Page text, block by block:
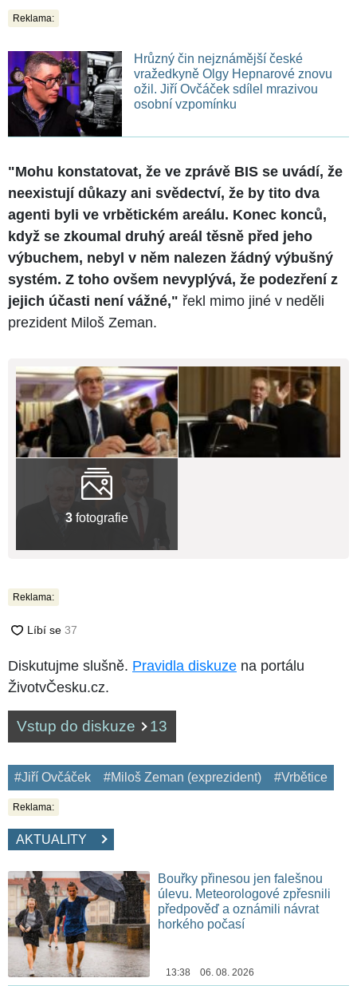
Reklama:
Hrůzný čin nejznámější české
vražedkyně Olgy Hepnarové znovu
ožil. Jiří Ovčáček sdílel mrazivou
osobní vzpomínku
"Mohu konstatovat, že ve zprávě BIS se uvádí, že
neexistují důkazy ani svědectví, že by tito dva
agenti byli ve vrbětickém areálu. Konec konců,
když se zkoumal druhý areál těsně před jeho
výbuchem, nebyl v něm nalezen žádný výbušný
systém. Z toho ovšem nevyplývá, že podezření z
jejich účasti není vážné," řekl mimo jiné v neděli
prezident Miloš Zeman.
3 fotografie
Reklama:
Diskutujme slušně. Pravidla diskuze na portálu
ŽivotvČesku.cz.
Vstup do diskuze 13
#Jiří Ovčáček #Miloš Zeman (exprezident) #Vrbětice
Reklama:
AKTUALITY
Bouřky přinesou jen falešnou
úlevu. Meteorologové zpřesnili
předpověď a oznámili návrat
horkého počasí
13:38 06. 08. 2026